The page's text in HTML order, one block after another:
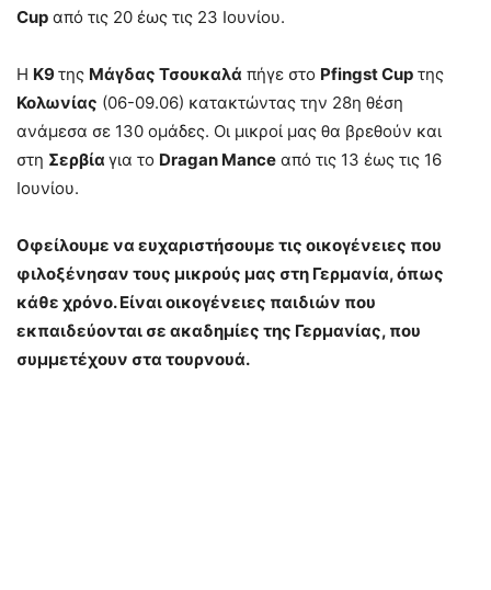
Cup από τις 20 έως τις 23 Ιουνίου.
Η Κ9της Μάγδας Τσουκαλά πήγε στο Pfingst Cup της
Κολωνίας (06-09.06) κατακτώντας την 28η θέση
ανάμεσα σε 130 ομάδες. Οι μικροί μας θα βρεθούν και
στη Σερβία για το Dragan Mance από τις 13 έως τις 16
Ιουνίου.
Οφείλουμε να ευχαριστήσουμε τις οικογένειες που
φιλοξένησαν τους μικρούς μας στη Γερμανία, όπως
κάθε χρόνο. Είναι οικογένειες παιδιών που
εκπαιδεύονται σε ακαδημίες της Γερμανίας, που
συμμετέχουν στα τουρνουά.